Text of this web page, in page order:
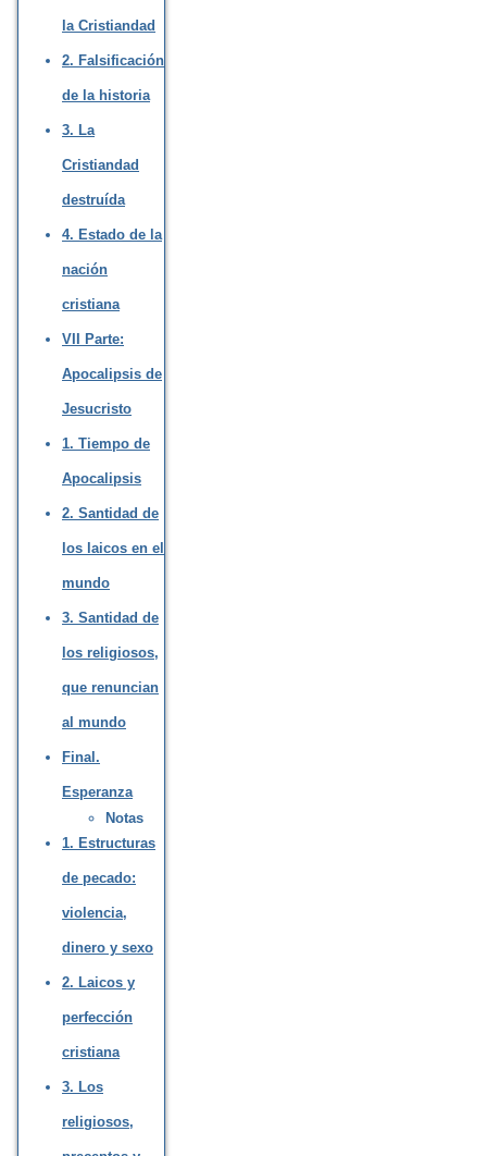
la Cristiandad
2. Falsificación
de la historia
3. La
Cristiandad
destruída
4. Estado de la
nación
cristiana
VII Parte:
Apocalipsis de
Jesucristo
1. Tiempo de
Apocalipsis
2. Santidad de
los laicos en el
mundo
3. Santidad de
los religiosos,
que renuncian
al mundo
Final.
Esperanza
Notas
1. Estructuras
de pecado:
violencia,
dinero y sexo
2. Laicos y
perfección
cristiana
3. Los
religiosos,